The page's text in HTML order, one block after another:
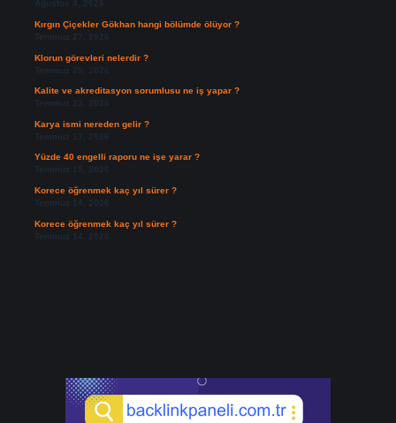
Ağustos 4, 2026
Kırgın Çiçekler Gökhan hangi bölümde ölüyor ?
Temmuz 27, 2026
Klorun görevleri nelerdir ?
Temmuz 25, 2026
Kalite ve akreditasyon sorumlusu ne iş yapar ?
Temmuz 23, 2026
Karya ismi nereden gelir ?
Temmuz 17, 2026
Yüzde 40 engelli raporu ne işe yarar ?
Temmuz 15, 2026
Korece öğrenmek kaç yıl sürer ?
Temmuz 14, 2026
Korece öğrenmek kaç yıl sürer ?
Temmuz 14, 2026